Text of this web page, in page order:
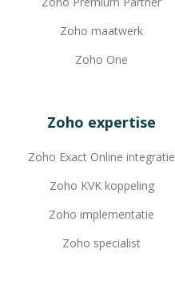
Zoho maatwerk
Zoho One
Zoho expertise
Zoho Exact Online integratie
Zoho KVK koppeling
Zoho implementatie
Zoho specialist